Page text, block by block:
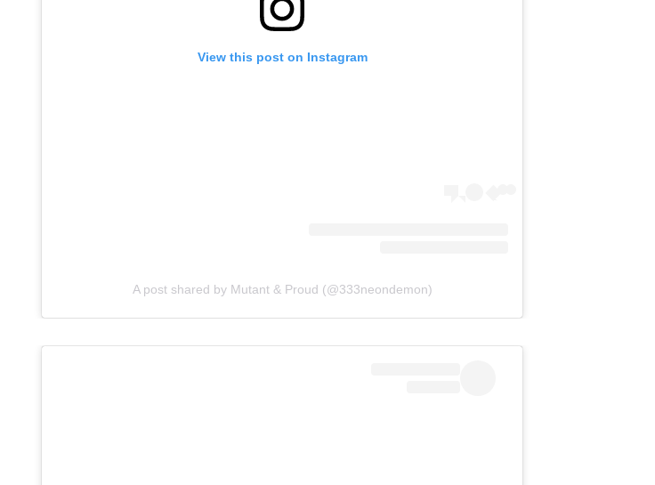
View this post on Instagram
A post shared by Mutant & Proud (@333neondemon)